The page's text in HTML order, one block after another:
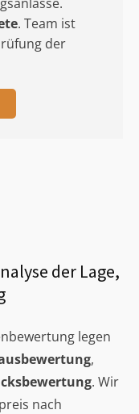
. Team ist
der
der Lage,
legen
,
. Wir
nach